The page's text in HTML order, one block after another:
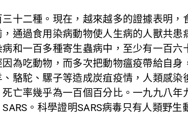
十二種。現在，越來越多的證據表明，
通過食用染病動物使人生病的人獸共患
和一百多種寄生蟲病中，至少有一百六
為吃動物，而多次把動物瘟疫帶給自身
駱駝、騾子等造成炭疽疫情，人類感染
亡率幾乎為一百個百分比。一九九八年
。科學證明SARS病毒只有人類野生